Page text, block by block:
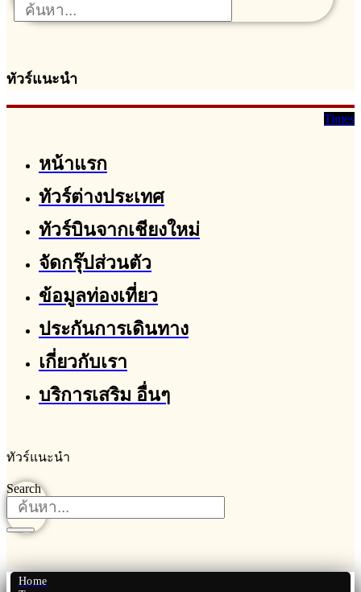
ทัวร์แนะนำ
Times
หน้าแรก
ทัวร์ต่างประเทศ
ทัวร์บินจากเชียงใหม่
จัดกรุ๊ปส่วนตัว
ข้อมูลท่องเที่ยว
ประกันการเดินทาง
เกี่ยวกับเรา
บริการเสริม อื่นๆ
ทัวร์แนะนำ
Search
Home